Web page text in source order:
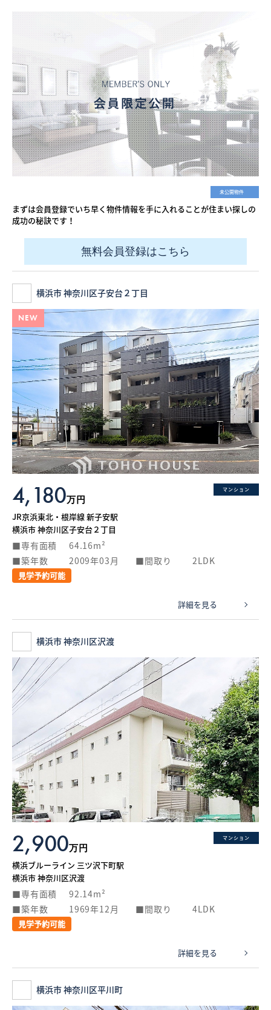
未公開物件
まずは会員登録でいち早く物件情報を手に入れることが住まい探しの
成功の秘訣です！
無料会員登録はこちら
横浜市 神奈川区子安台２丁目
NEW
マンション
4,180万円
JR京浜東北・根岸線 新子安駅
横浜市 神奈川区子安台２丁目
専有面積
64.16m²
築年数
2009年03月 間取り 2LDK
見学予約可能
詳細を見る
横浜市 神奈川区沢渡
マンション
2,900万円
横浜ブルーライン 三ツ沢下町駅
横浜市 神奈川区沢渡
専有面積
92.14m²
築年数
1969年12月 間取り 4LDK
見学予約可能
詳細を見る
横浜市 神奈川区平川町